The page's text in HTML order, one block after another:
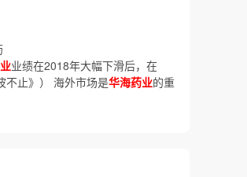
业绩在2018年大幅下滑后，在
不止》） 海外市场是华海药业的重